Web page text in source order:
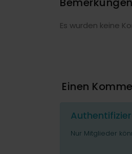
Es wurden keine
Einen
Nur Mitglieder